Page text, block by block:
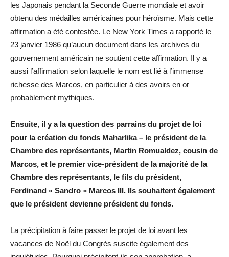
les Japonais pendant la Seconde Guerre mondiale et avoir
obtenu des médailles américaines pour héroïsme. Mais cette
affirmation a été contestée. Le New York Times a rapporté le
23 janvier 1986 qu’aucun document dans les archives du
gouvernement américain ne soutient cette affirmation. Il y a
aussi l’affirmation selon laquelle le nom est lié à l’immense
richesse des Marcos, en particulier à des avoirs en or
probablement mythiques.
Ensuite, il y a la question des parrains du projet de loi
pour la création du fonds Maharlika – le président de la
Chambre des représentants, Martin Romualdez, cousin de
Marcos, et le premier vice-président de la majorité de la
Chambre des représentants, le fils du président,
Ferdinand « Sandro » Marcos III. Ils souhaitent également
que le président devienne président du fonds.
La précipitation à faire passer le projet de loi avant les
vacances de Noël du Congrès suscite également des